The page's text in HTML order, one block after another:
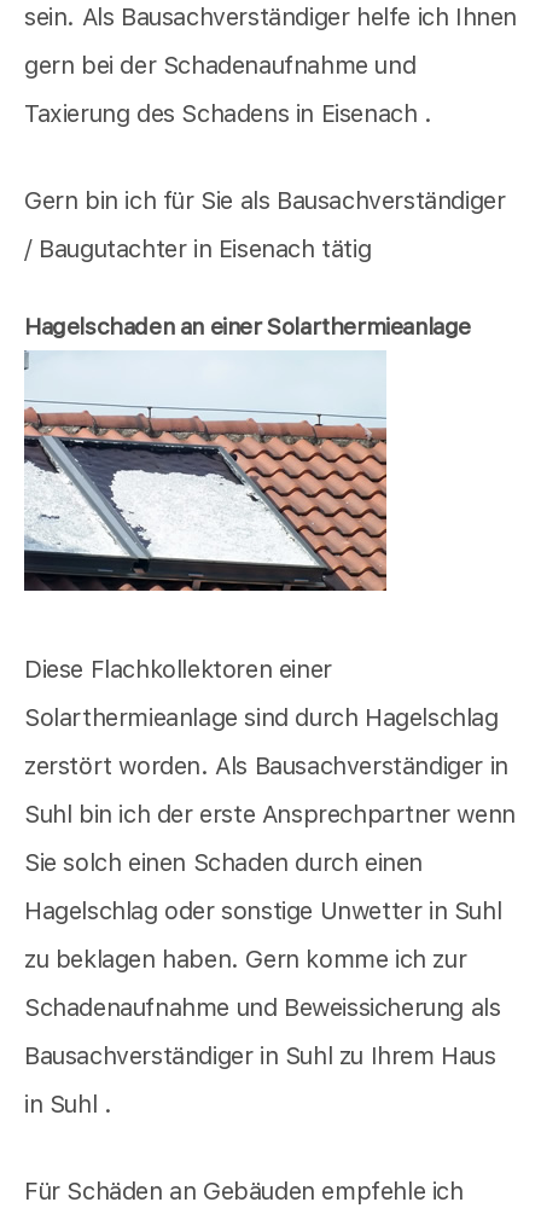
sein. Als Bausachverständiger helfe ich Ihnen
gern bei der Schadenaufnahme und
Taxierung des Schadens in Eisenach .
Gern bin ich für Sie als Bausachverständiger
/ Baugutachter in Eisenach tätig
Hagelschaden an einer Solarthermieanlage
Diese Flachkollektoren einer
Solarthermieanlage sind durch Hagelschlag
zerstört worden. Als Bausachverständiger in
Suhl bin ich der erste Ansprechpartner wenn
Sie solch einen Schaden durch einen
Hagelschlag oder sonstige Unwetter in Suhl
zu beklagen haben. Gern komme ich zur
Schadenaufnahme und Beweissicherung als
Bausachverständiger in Suhl zu Ihrem Haus
in Suhl .
Für Schäden an Gebäuden empfehle ich